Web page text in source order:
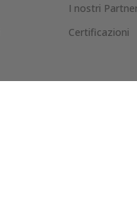
I nostri
Certificazioni